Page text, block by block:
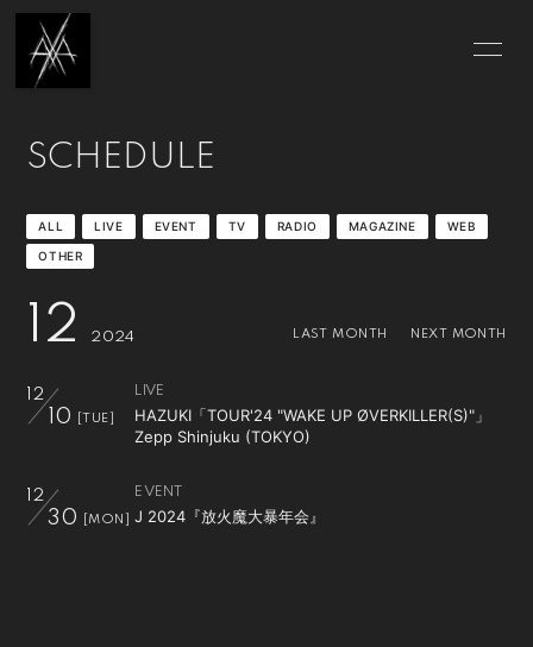
SCHEDULE
DISCOGRAPHY MUSIC VIDEO
X-PHOTO X-QUESTION
ONLINE STORE
CONTACT
SCHEDULE
ALL LIVE EVENT TV RADIO MAGAZINE WEB
OTHER
12 2024 LAST MONTH NEXT MONTH
12
10 [TUE]
LIVE
HAZUKI「TOUR'24 "WAKE UP ØVERKILLER(S)"」
Zepp Shinjuku (TOKYO)
12
30 [MON]
EVENT
J 2024『放火魔大暴年会』